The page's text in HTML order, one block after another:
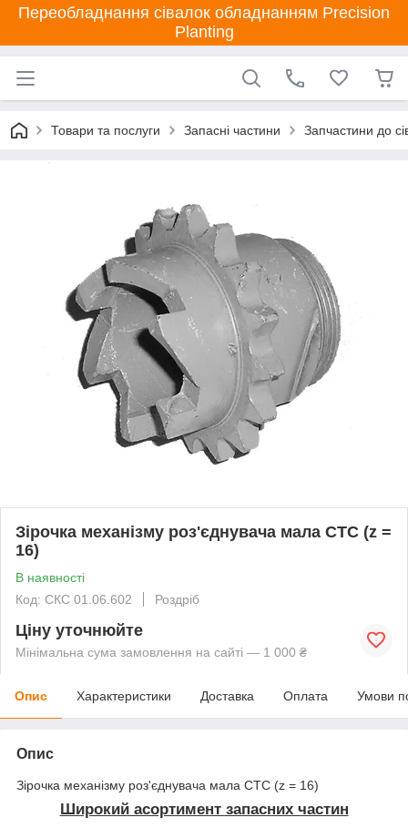
Переобладнання сівалок обладнанням Precision
Planting
Товари та послуги Запасні частини Запчастини до
Зірочка механізму роз'єднувача мала СТС (z =
16)
В наявності
Код: СКС 01.06.602
Роздріб
Ціну уточнюйте
Мінімальна сума замовлення на сайті — 1 000 ₴
Опис Характеристики Доставка Оплата Умови
Опис
Зірочка механізму роз'єднувача мала СТС (z = 16)
Широкий асортимент запасних частин